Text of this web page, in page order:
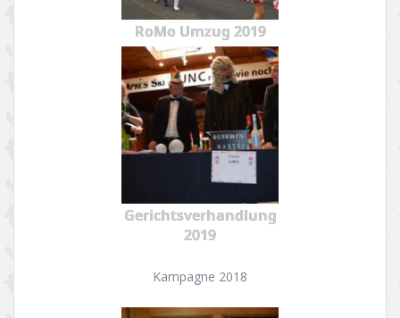
RoMo Umzug 2019
Gerichtsverhandlung
2019
Kampagne 2018